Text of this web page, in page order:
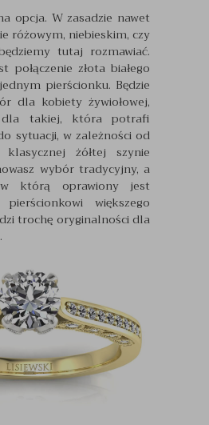
opcja. W zasadzie nawet
różowym, niebieskim, czy
tutaj rozmawiać.
połączenie złota białego
pierścionku. Będzie
dla kobiety żywiołowej,
dla takiej, która potrafi
sytuacji, w zależności od
żółtej szynie
wybór tradycyjny, a
w którą oprawiony jest
większego
trochę oryginalności dla